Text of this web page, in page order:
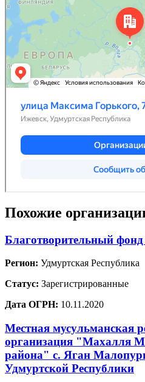
Похожие
Благотворительный
Регион: Удмуртская Республика
Статус: Зарегистрированные
Дата ОГРН: 10.11.2020
Местная мусульманская
организация "Махалля
района" с. Яган
Удмуртской Республики